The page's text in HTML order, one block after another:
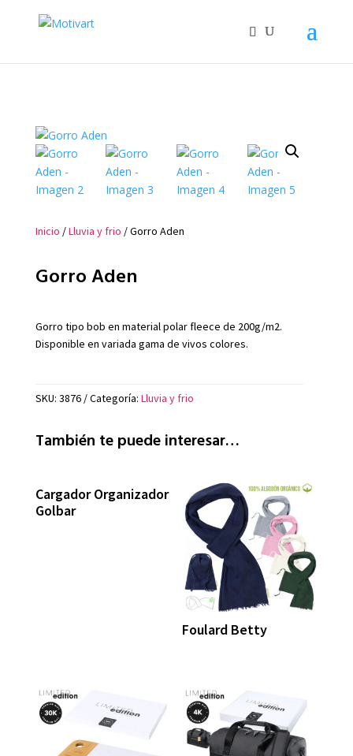
Inicio /Lluvia y frio / Gorro Aden
Gorro Aden
Gorro tipo bob en material polar fleece de 200g/m2.
Disponible en variada gama de vivos colores.
SKU: 3876 Categoría: Lluvia y frio
También te puede interesar…
Cargador Organizador
Golbar
Foulard Betty